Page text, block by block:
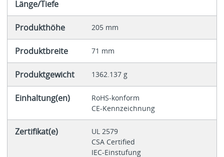
Länge/Tiefe
Produkthöhe 205 mm
Produktbreite 71 mm
Produktgewicht 1362.137 g
Einhaltung(en)
RoHS-konform
CE-Kennzeichnung
Zertifikat(e)
UL 2579
CSA Certified
IEC-Einstufung